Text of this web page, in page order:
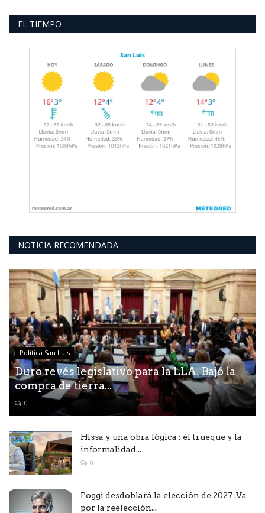
EL TIEMPO
NOTICIA RECOMENDADA
Política San Luis
Duro revés legislativo para la LLA. Bajó la
compra de tierra...
0
Hissa y una obra lógica : él trueque y la
informalidad...
0
Poggi desdoblará la elección de 2027 .Va
por la reelección...